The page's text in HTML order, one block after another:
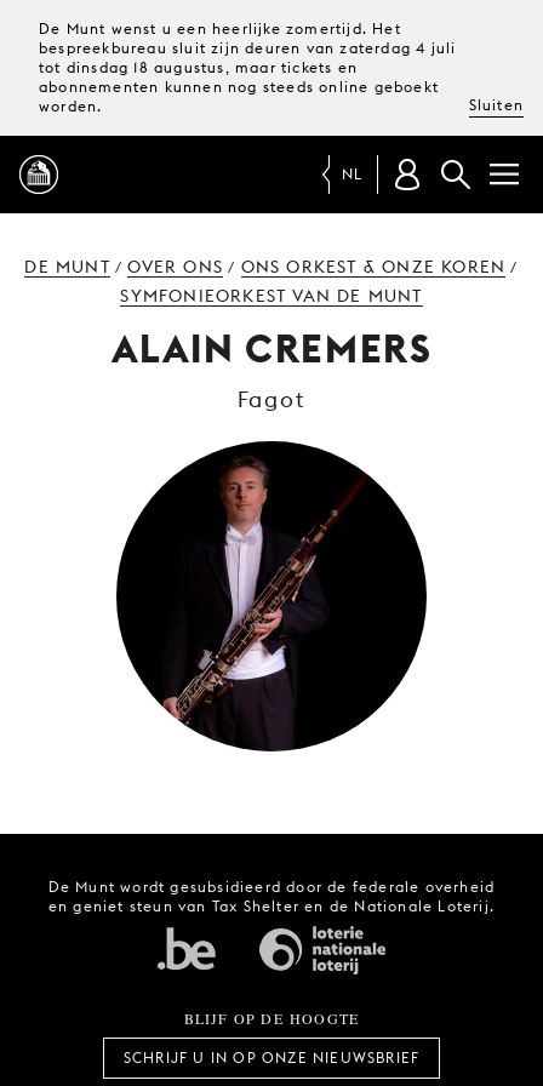
De Munt wenst u een heerlijke zomertijd. Het
bespreekbureau sluit zijn deuren van zaterdag 4 juli
tot dinsdag 18 augustus, maar tickets en
abonnementen kunnen nog steeds online geboekt
worden.
Sluiten
BEZOEK
JONG
PUBLIEK
MUNT
ONS
NL
DE MUNT/OVER ONS / ONS ORKEST & ONZE KOREN /
SYMFONIEORKEST VAN DE MUNT
ALAIN CREMERS
Fagot
De Munt wordt gesubsidieerd door de federale overheid
en geniet steun van Tax Shelter en de Nationale Loterij.
BLIJF OP DE HOOGTE
SCHRIJF U IN OP ONZE NIEUWSBRIEF